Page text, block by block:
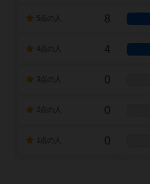
8
4
0
0
0